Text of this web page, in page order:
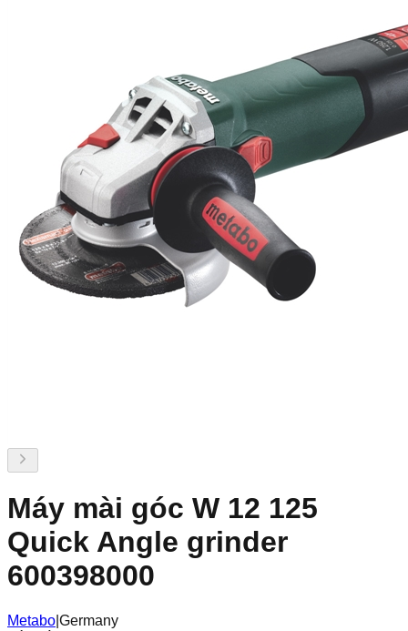
Máy mài góc W 12 125
Quick Angle grinder
600398000
Metabo Germany